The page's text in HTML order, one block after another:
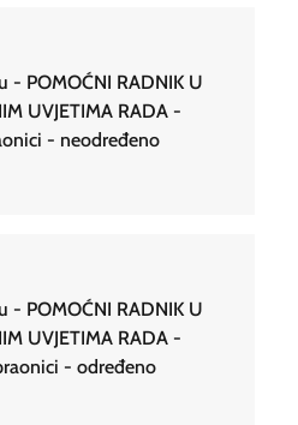
- POMOĆNI RADNIK U
UVJETIMA RADA -
- neodređeno
- POMOĆNI RADNIK U
UVJETIMA RADA -
- određeno